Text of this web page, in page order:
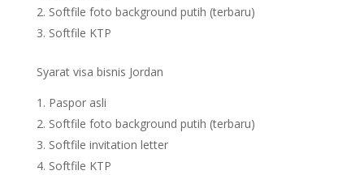
Softfile foto background putih (terbaru)
Softfile KTP
Syarat visa bisnis Jordan
Paspor asli
Softfile foto background putih (terbaru)
Softfile invitation letter
Softfile KTP